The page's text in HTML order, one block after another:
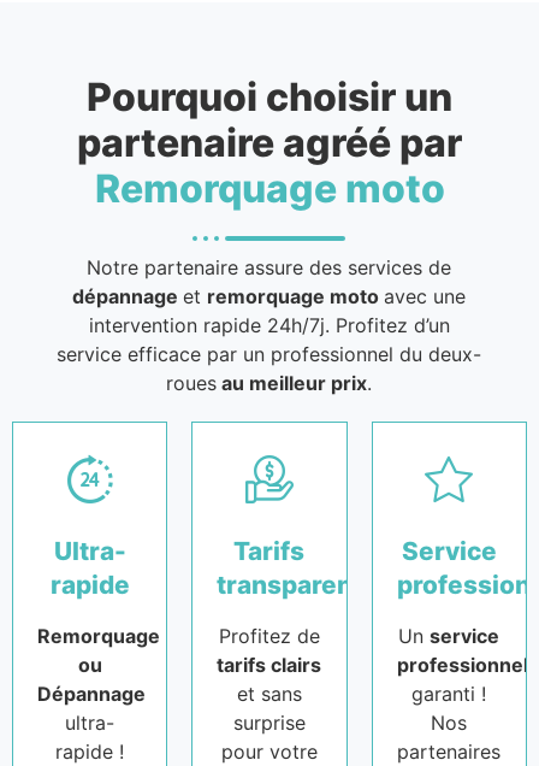
Pourquoi choisir un
partenaire agréé par
Remorquage moto
Notre partenaire assure des services de
dépannageet remorquage motoavec une
intervention rapide 24h/7j. Profitez d’un
service efficace par un professionnel du deux-
roues au meilleur prix.
Ultra-
rapide
Remorquage
ou
Dépannage
ultra-
rapide !
Tarifs
transparents
Profitez de
tarifs clairs
et sans
surprise
pour votre
Service
Unservice
professionnel
garanti !
Nos
partenaires